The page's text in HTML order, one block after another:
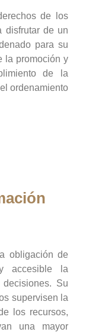
de los
disfrutar de un
para su
la promoción y
de la
ordenamiento
obligación de
accesible la
Su
supervisen la
los recursos,
una mayor